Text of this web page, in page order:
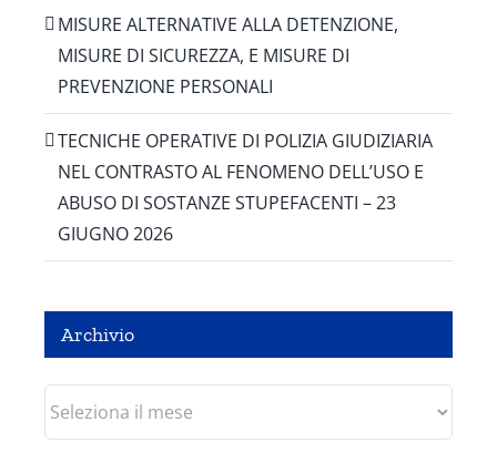
MISURE ALTERNATIVE ALLA DETENZIONE,
MISURE DI SICUREZZA, E MISURE DI
PREVENZIONE PERSONALI
TECNICHE OPERATIVE DI POLIZIA GIUDIZIARIA
NEL CONTRASTO AL FENOMENO DELL’USO E
ABUSO DI SOSTANZE STUPEFACENTI – 23
GIUGNO 2026
Archivio
Archivio